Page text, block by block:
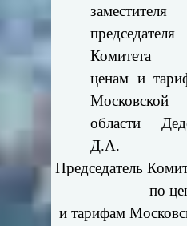
заместителя
председателя
Комитета
ценам и
Московской
области
Д.А.
Председатель
по
и тарифам